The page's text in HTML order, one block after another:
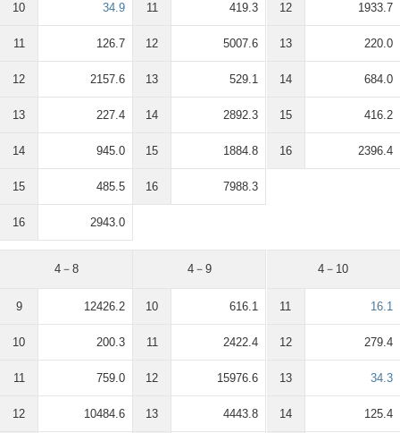
10 34.9
11 126.7
12 2157.6
13 227.4
14 945.0
15 485.5
16 2943.0
11 419.3
12 5007.6
13 529.1
14 2892.3
15 1884.8
16 7988.3
12 1933.7
13 220.0
14 684.0
15 416.2
16 2396.4
4－8
9 12426.2
10 200.3
11 759.0
12 10484.6
4－9
10 616.1
11 2422.4
12 15976.6
13 4443.8
4－10
11 16.1
12 279.4
13 34.3
14 125.4